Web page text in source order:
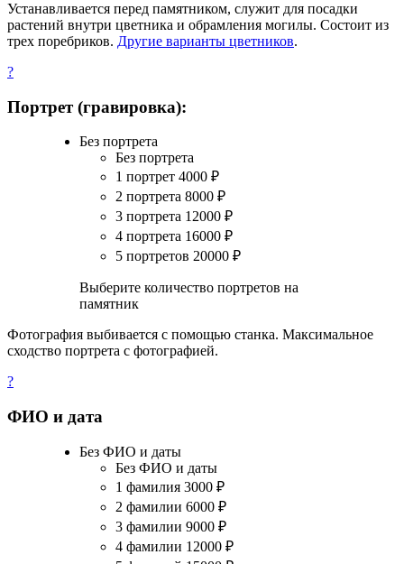
Устанавливается перед памятником, служит для посадки
растений внутри цветника и обрамления могилы. Состоит из
трех поребриков. Другие варианты цветников.
?
Портрет (гравировка):
Без портрета
Без портрета
1 портрет 4000 ₽
2 портрета 8000 ₽
3 портрета 12000 ₽
4 портрета 16000 ₽
5 портретов 20000 ₽
Выберите количество портретов на
памятник
Фотография выбивается с помощью станка. Максимальное
сходство портрета с фотографией.
?
ФИО и дата
Без ФИО и даты
Без ФИО и даты
1 фамилия 3000 ₽
2 фамилии 6000 ₽
3 фамилии 9000 ₽
4 фамилии 12000 ₽